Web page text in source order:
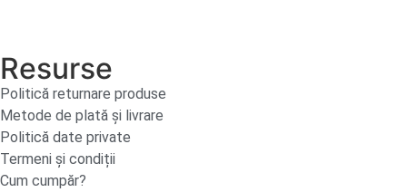
Resurse
Politică returnare produse
Metode de plată și livrare
Politică date private
Termeni și condiții
Cum cumpăr?